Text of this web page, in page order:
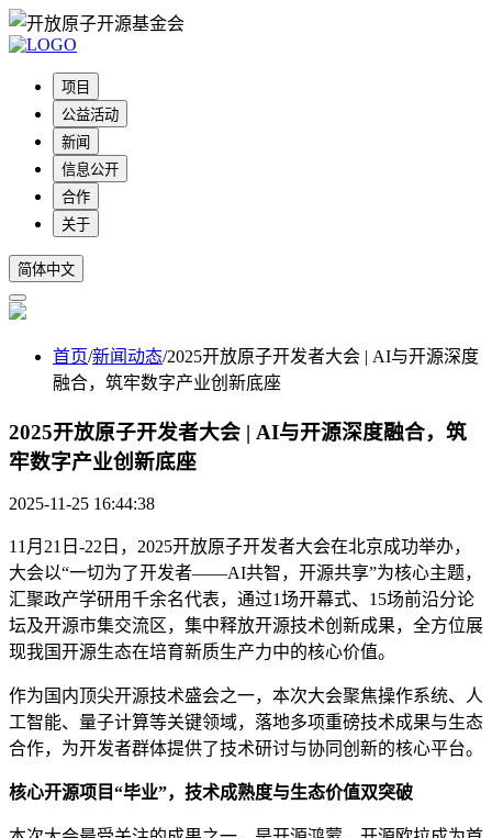
项目
公益活动
新闻
信息公开
合作
关于
简体中文
首页/新闻动态/2025开放原子开发者大会 | AI与开源深度
融合，筑牢数字产业创新底座
2025开放原子开发者大会 | AI与开源深度融合，筑
牢数字产业创新底座
2025-11-25 16:44:38
11月21日-22日，2025开放原子开发者大会在北京成功举办，
大会以“一切为了开发者——AI共智，开源共享”为核心主题，
汇聚政产学研用千余名代表，通过1场开幕式、15场前沿分论
坛及开源市集交流区，集中释放开源技术创新成果，全方位展
现我国开源生态在培育新质生产力中的核心价值。
作为国内顶尖开源技术盛会之一，本次大会聚焦操作系统、人
工智能、量子计算等关键领域，落地多项重磅技术成果与生态
合作，为开发者群体提供了技术研讨与协同创新的核心平台。
核心开源项目“毕业”，技术成熟度与生态价值双突破